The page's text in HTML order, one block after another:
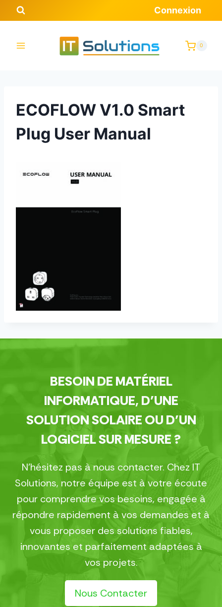
Aller
au
Connexion
0
ECOFLOW V1.0 Smart
Plug User Manual
BESOIN DE MATÉRIEL
INFORMATIQUE, D’UNE
SOLUTION SOLAIRE OU D’UN
LOGICIEL SUR MESURE ?
N’hésitez pas à nous contacter. Chez IT
Solutions, notre équipe est à votre écoute
pour comprendre vos besoins, engagée à
répondre rapidement à vos demandes et à
vous proposer des solutions fiables,
innovantes et parfaitement adaptées à
vos projets.
Nous Contacter